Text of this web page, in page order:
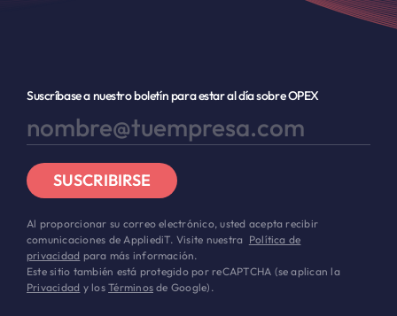
Suscríbase a nuestro boletín para estar al día sobre OPEX
SUSCRIBIRSE
Al proporcionar su correo electrónico, usted acepta recibir
comunicaciones de AppliediT. Visite nuestra Política de
privacidad para más información.
Este sitio también está protegido por reCAPTCHA (se aplican la
Privacidad y losTérminos de Google).